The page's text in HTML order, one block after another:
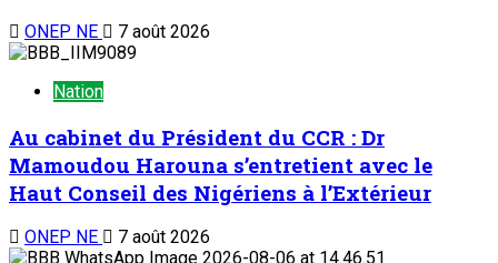
ONEP NE 7 août 2026
Nation
Au cabinet du Président du CCR : Dr
Mamoudou Harouna s’entretient avec le
Haut Conseil des Nigériens à l’Extérieur
ONEP NE 7 août 2026